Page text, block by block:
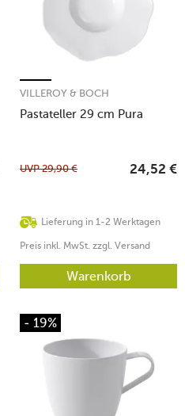
Pastateller 29 cm Pura
VILLEROY & BOCH
Lieferung in 1-2 Werktagen
UVP29,90 € 24,52 €
Preis inkl. MwSt. zzgl. Versand
Warenkorb
- 19%